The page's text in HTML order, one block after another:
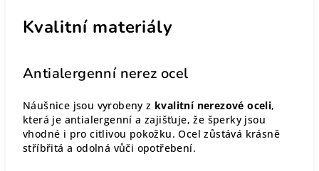
Kvalitní materiály
Antialergenní nerez ocel
Náušnice jsou vyrobeny z kvalitní nerezové oceli,
která je antialergenní a zajišťuje, že šperky jsou
vhodné i pro citlivou pokožku. Ocel zůstává krásně
stříbřitá a odolná vůči opotřebení.